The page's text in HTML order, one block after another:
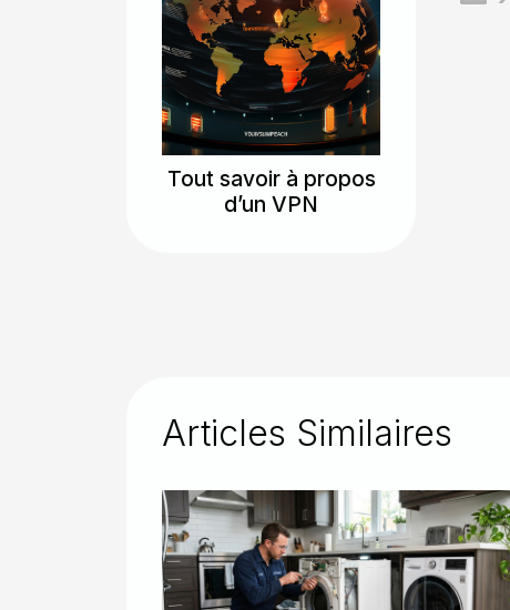
Tout savoir à propos
d’un VPN
Articles Similaires